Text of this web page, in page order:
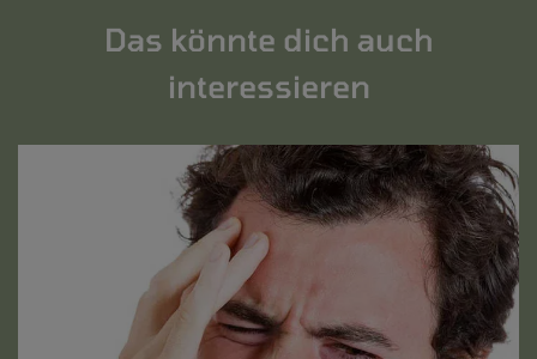
Das könnte dich auch
interessieren